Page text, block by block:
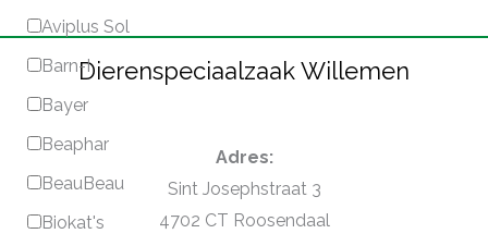
Aviplus Sol
Barn-I
Bayer
Beaphar
BeauBeau
Biokat's
Dierenspeciaalzaak Willemen
Adres:
Sint Josephstraat 3
4702 CT Roosendaal